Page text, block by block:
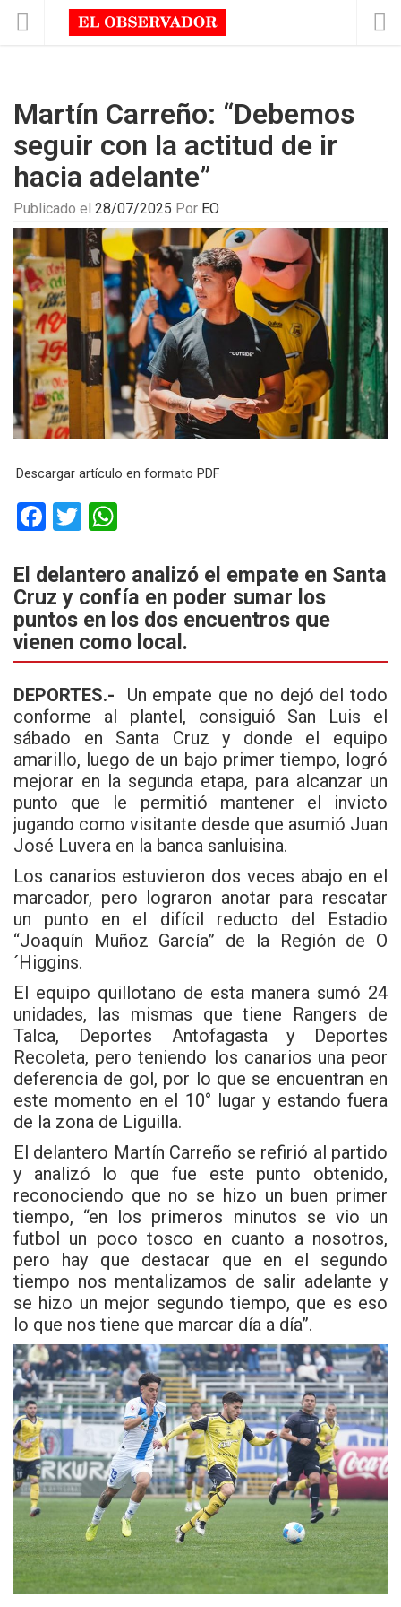
Martín Carreño: “Debemos
seguir con la actitud de ir
hacia adelante”
Publicado el 28/07/2025 Por EO
Descargar artículo en formato PDF
F
ce
b
o
o
k
T
tt
er
at
s
A
p
p
El delantero analizó el empate en Santa
Cruz y confía en poder sumar los
puntos en los dos encuentros que
vienen como local.
DEPORTES.-
Un empate que no dejó del todo
conforme al plantel, consiguió San Luis el
sábado en Santa Cruz y donde el equipo
amarillo, luego de un bajo primer tiempo, logró
mejorar en la segunda etapa, para alcanzar un
punto que le permitió mantener el invicto
jugando como visitante desde que asumió Juan
José Luvera en la banca sanluisina.
Los canarios estuvieron dos veces abajo en el
marcador, pero lograron anotar para rescatar
un punto en el difícil reducto del Estadio
“Joaquín Muñoz García” de la Región de O
´Higgins.
El equipo quillotano de esta manera sumó 24
unidades, las mismas que tiene Rangers de
Talca, Deportes Antofagasta y Deportes
Recoleta, pero teniendo los canarios una peor
deferencia de gol, por lo que se encuentran en
este momento en el 10° lugar y estando fuera
de la zona de Liguilla.
El delantero Martín Carreño se refirió al partido
y analizó lo que fue este punto obtenido,
reconociendo que no se hizo un buen primer
tiempo, “en los primeros minutos se vio un
futbol un poco tosco en cuanto a nosotros,
pero hay que destacar que en el segundo
tiempo nos mentalizamos de salir adelante y
se hizo un mejor segundo tiempo, que es eso
lo que nos tiene que marcar día a día”.